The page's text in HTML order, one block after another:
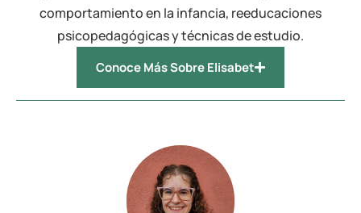
comportamiento en la infancia, reeducaciones
psicopedagógicas y técnicas de estudio.
Conoce Más Sobre Elisabet